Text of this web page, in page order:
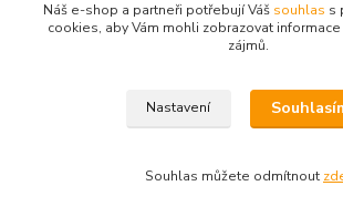
© Psí-hračky.cz 2026
Náš e-shop a partneři potřebují Váš souhlas s
cookies, aby Vám mohli zobrazovat informace
zájmů.
Nastavení
Souhlas můžete odmítnout